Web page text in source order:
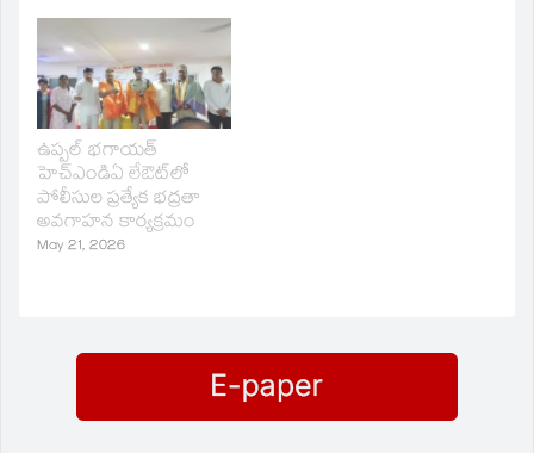
ఉప్పల్ భగాయత్
హెచ్ఎండిఏ లేఔట్‌లో
పోలీసుల ప్రత్యేక భద్రతా
అవగాహన కార్యక్రమం
May 21, 2026